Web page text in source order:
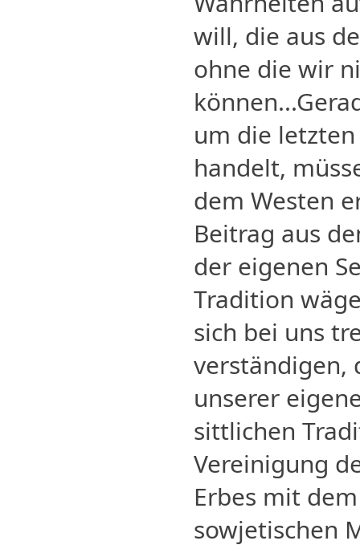
will, die aus
ohne die wir
um die
handelt,
dem Westen
Beitrag aus
der eigenen
Tradition
sich bei uns
verständigen,
unserer
sittlichen
Vereinigung
Erbes mit
sowjetischen